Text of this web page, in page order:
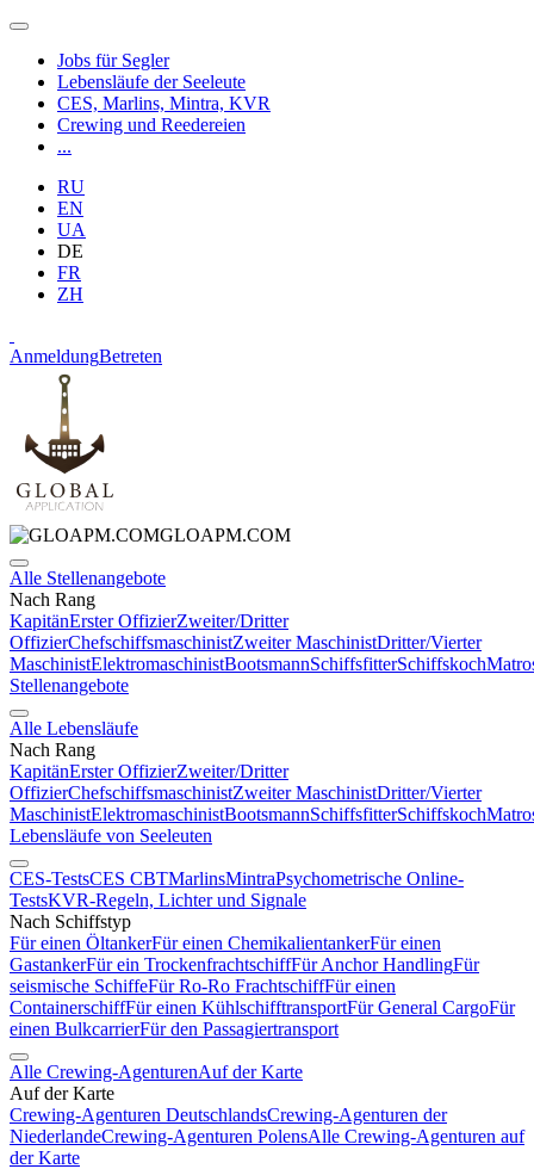
Jobs für Segler
Lebensläufe der Seeleute
CES, Marlins, Mintra, KVR
Crewing und Reedereien
...
RU
EN
UA
DE
FR
ZH
AnmeldungBetreten
GLOAPM.COM
Alle Stellenangebote
Nach Rang
KapitänErster OffizierZweiter/Dritter
OffizierChefschiffsmaschinistZweiter MaschinistDritter/Vierter
MaschinistElektromaschinistBootsmannSchiffsfitterSchiffskoch
Stellenangebote
Alle Lebensläufe
Nach Rang
KapitänErster OffizierZweiter/Dritter
OffizierChefschiffsmaschinistZweiter MaschinistDritter/Vierter
MaschinistElektromaschinistBootsmannSchiffsfitterSchiffskoch
Lebensläufe von Seeleuten
CES-TestsCES CBTMarlinsMintraPsychometrische Online-
TestsKVR-Regeln, Lichter und Signale
Nach Schiffstyp
Für einen ÖltankerFür einen ChemikalientankerFür einen
GastankerFür ein TrockenfrachtschiffFür Anchor HandlingFür
seismische SchiffeFür Ro-Ro FrachtschiffFür einen
ContainerschiffFür einen KühlschifftransportFür General CargoFür
einen BulkcarrierFür den Passagiertransport
Alle Crewing-AgenturenAuf der Karte
Auf der Karte
Crewing-Agenturen DeutschlandsCrewing-Agenturen der
NiederlandeCrewing-Agenturen PolensAlle Crewing-Agenturen auf
der Karte